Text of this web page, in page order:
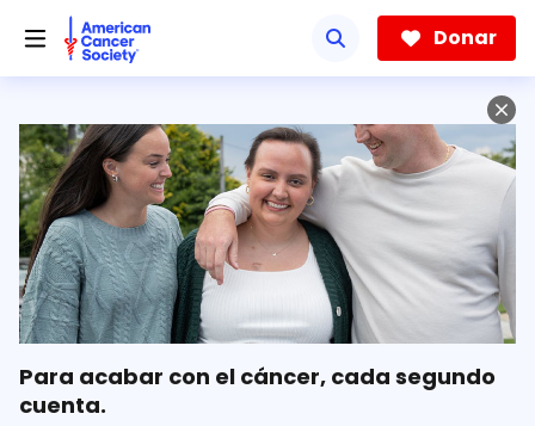
hacia
contenido
Donar
Para acabar con el cáncer, cada segundo
cuenta.